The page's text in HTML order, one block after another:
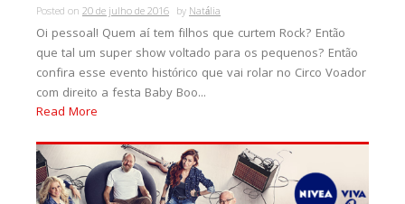
Posted on 20 de julho de 2016 byNatália
Oi pessoal! Quem aí tem filhos que curtem Rock? Então
que tal um super show voltado para os pequenos? Então
confira esse evento histórico que vai rolar no Circo Voador
com direito a festa Baby Boo...
Read More